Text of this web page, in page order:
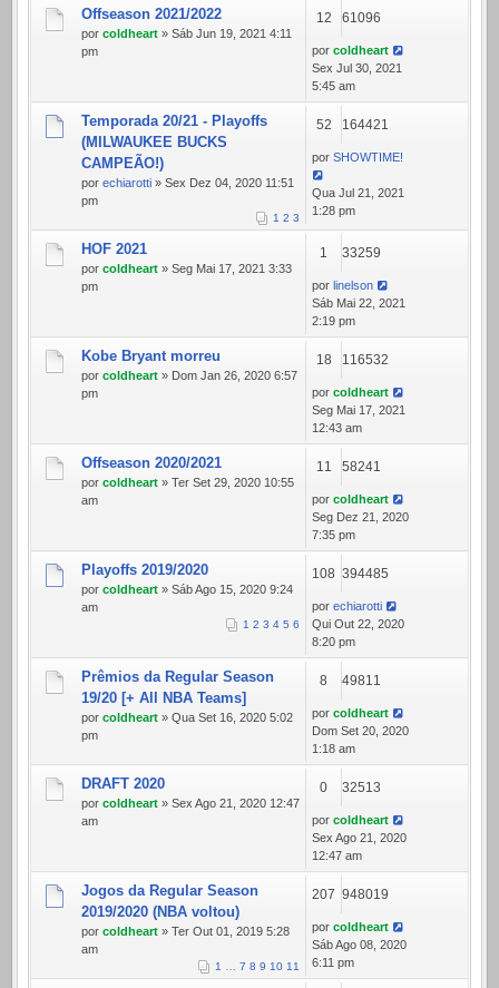
Offseason 2021/2022
por coldheart » Sáb Jun 19, 2021 4:11
pm
12 61096
por coldheart
Sex Jul 30, 2021
5:45 am
Temporada 20/21 - Playoffs
(MILWAUKEE BUCKS
CAMPEÃO!)
por echiarotti » Sex Dez 04, 2020 11:51
pm
1 2 3
52 164421
por SHOWTIME!
Qua Jul 21, 2021
1:28 pm
HOF 2021
por coldheart » Seg Mai 17, 2021 3:33
pm
1 33259
por linelson
Sáb Mai 22, 2021
2:19 pm
Kobe Bryant morreu
por coldheart » Dom Jan 26, 2020 6:57
pm
18 116532
por coldheart
Seg Mai 17, 2021
12:43 am
Offseason 2020/2021
por coldheart » Ter Set 29, 2020 10:55
am
11 58241
por coldheart
Seg Dez 21, 2020
7:35 pm
Playoffs 2019/2020
por coldheart » Sáb Ago 15, 2020 9:24
am
1 2 3 4 5 6
108 394485
por echiarotti
Qui Out 22, 2020
8:20 pm
Prêmios da Regular Season
19/20 [+ All NBA Teams]
por coldheart » Qua Set 16, 2020 5:02
pm
8 49811
por coldheart
Dom Set 20, 2020
1:18 am
DRAFT 2020
por coldheart » Sex Ago 21, 2020 12:47
am
0 32513
por coldheart
Sex Ago 21, 2020
12:47 am
Jogos da Regular Season
2019/2020 (NBA voltou)
por coldheart » Ter Out 01, 2019 5:28
am
1 … 7 8 9 10 11
207 948019
por coldheart
Sáb Ago 08, 2020
6:11 pm